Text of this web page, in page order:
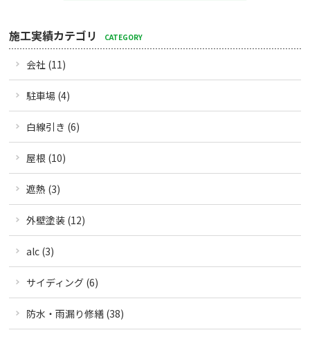
施工実績カテゴリ CATEGORY
会社 (11)
駐車場 (4)
白線引き (6)
屋根 (10)
遮熱 (3)
外壁塗装 (12)
alc (3)
サイディング (6)
防水・雨漏り修繕 (38)